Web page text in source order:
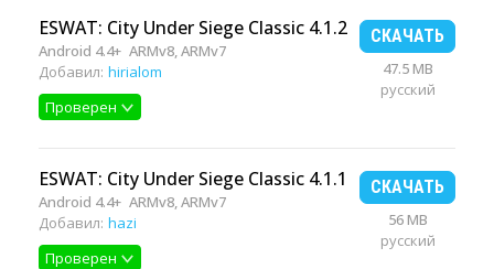
ESWAT: City Under Siege Classic 4.1.2
Android 4.4+ ARMv8, ARMv7
Добавил: hirialom
Проверен
СКАЧАТЬ
47.5 MB
русский
ESWAT: City Under Siege Classic 4.1.1
Android 4.4+ ARMv8, ARMv7
Добавил: hazi
Проверен
СКАЧАТЬ
56 MB
русский